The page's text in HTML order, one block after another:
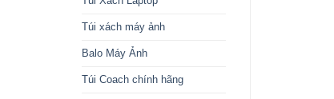
Túi xách máy ảnh
Balo Máy Ảnh
Túi Coach chính hãng